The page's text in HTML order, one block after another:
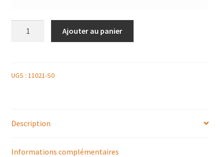
CAFÉ
Ajouter au panier
UGS : 11021-S0
Description
Informations complémentaires